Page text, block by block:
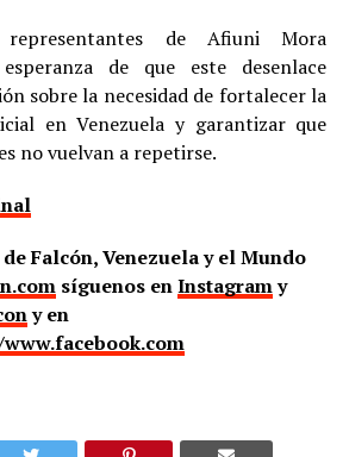
de Afiuni Mora
de que este desenlace
sobre la necesidad de fortalecer la
en Venezuela y garantizar que
no vuelvan a repetirse.
Falcón, Venezuela y el Mundo
síguenos enInstagramy
y en